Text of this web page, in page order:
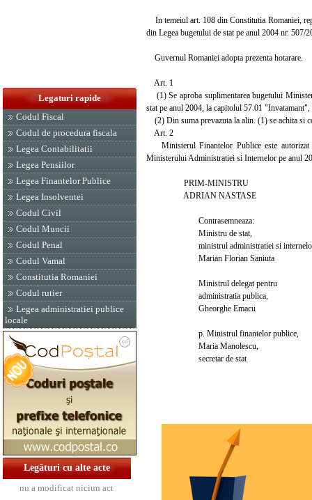
Legaturi rapide
Codul Fiscal
Codul de procedura fiscala
Legea Contabilitatii
Legea Pensiilor
Legea Finantelor Publice
Legea Insolventei
Codul Civil
Codul Muncii
Codul Penal
Codul Vamal
Constitutia Romaniei
Codul rutier
Legea administratiei publice
locale
Legături cu alte acte
nu a modificat niciun act
In temeiul art. 108 din Constitutia Romaniei,
din Legea bugetului de stat pe anul 2004 nr.
Guvernul Romaniei adopta prezenta hotarare.
Art. 1
(1) Se aproba suplimentarea bugetului
stat pe anul 2004, la capitolul 57.01
(2) Din suma prevazuta la alin. (1) se achita si
Art. 2
Ministerul Finantelor Publice este autorizat
Ministerului Administratiei si Internelor pe anul
PRIM-MINISTRU
ADRIAN NASTASE
Contrasemneaza:
Ministru de stat,
ministrul administratiei si
Marian Florian Saniuta
Ministrul delegat pentru
administratia publica,
Gheorghe Emacu
p. Ministrul finantelor publice,
Maria Manolescu,
secretar de stat